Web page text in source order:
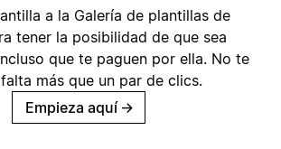
a la Galería de plantillas de
tener la posibilidad de que sea
que te paguen por ella. No te
más que un par de clics.
Empieza aquí →